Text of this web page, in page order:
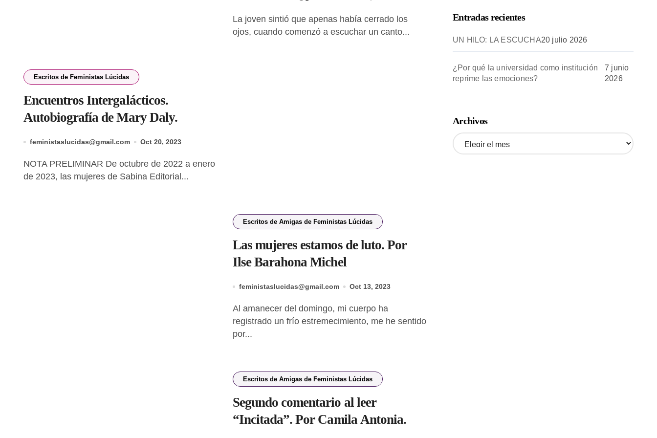
La joven sintió que apenas había cerrado los
ojos, cuando comenzó a escuchar un canto...
Escritos de Feministas Lúcidas
Encuentros Intergalácticos.
Autobiografía de Mary Daly.
feministaslucidas@gmail.com Oct 20, 2023
NOTA PRELIMINAR De octubre de 2022 a enero
de 2023, las mujeres de Sabina Editorial...
Escritos de Amigas de Feministas Lúcidas
Las mujeres estamos de luto. Por
Ilse Barahona Michel
feministaslucidas@gmail.com Oct 13, 2023
Al amanecer del domingo, mi cuerpo ha
registrado un frío estremecimiento, me he sentido
por...
Escritos de Amigas de Feministas Lúcidas
Segundo comentario al leer
“Incitada”. Por Camila Antonia.
Entradas recientes
UN HILO: LA ESCUCHA20 julio 2026
¿Por qué la universidad como institución
reprime las emociones?
7 junio
2026
Archivos
A
r